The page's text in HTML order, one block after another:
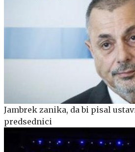
Jambrek zanika, da bi pisal
predsednici